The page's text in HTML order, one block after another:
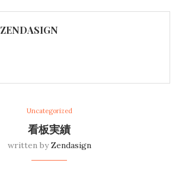
ZENDASIGN
Uncategorized
看板実績
written byZendasign